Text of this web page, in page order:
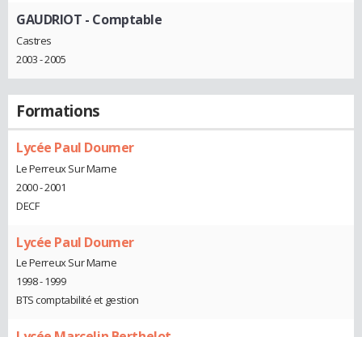
GAUDRIOT - Comptable
Castres
2003 - 2005
Formations
Lycée Paul Doumer
Le Perreux Sur Marne
2000 - 2001
DECF
Lycée Paul Doumer
Le Perreux Sur Marne
1998 - 1999
BTS comptabilité et gestion